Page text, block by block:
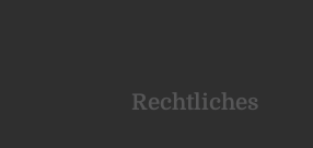
Rechtliches